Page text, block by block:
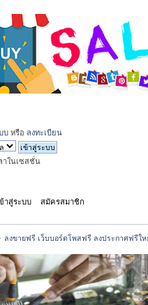
บ หรือ ลงทะเบียน
าในเซสชั่น
าสู่ระบบ สมัครสมาชิก
ลงขายฟรี เว็บบอร์ดโพสฟรี ลงประกาศฟรีให